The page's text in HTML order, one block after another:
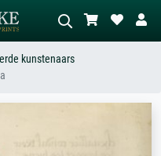
staand naakt naast
kunstenaars